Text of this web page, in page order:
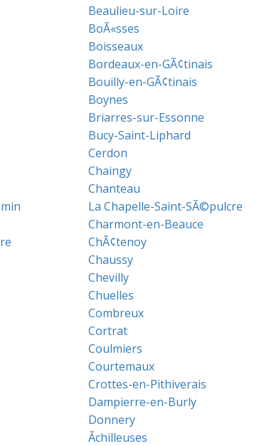
Beaulieu-sur-Loire
BoÃ«sses
Boisseaux
Bordeaux-en-GÃ¢tinais
Bouilly-en-GÃ¢tinais
Boynes
Briarres-sur-Essonne
Bucy-Saint-Liphard
Cerdon
Chaingy
Chanteau
La Chapelle-Saint-SÃ©pulcre
Charmont-en-Beauce
ChÃ¢tenoy
Chaussy
Chevilly
Chuelles
Combreux
Cortrat
Coulmiers
Courtemaux
Crottes-en-Pithiverais
Dampierre-en-Burly
Donnery
Ãchilleuses